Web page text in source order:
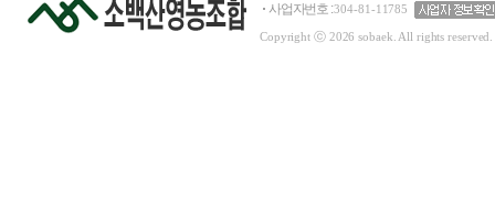
사업자번호 :304-81-11785
Copyright ⓒ 2026 sobaek. All rights